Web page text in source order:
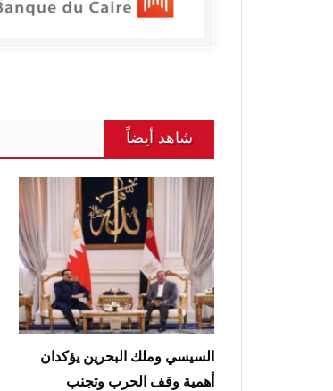
شاهد أيضاً
السيسي وملك البحرين يؤكدان
أهمية وقف الحرب وتجنب